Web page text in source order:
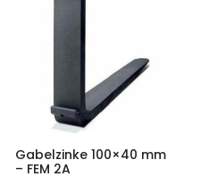
Gabelzinke 100×40 mm
– FEM 2A